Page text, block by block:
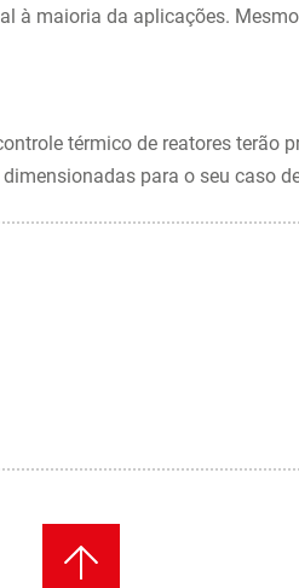
maioria da aplicações.
térmico de reatores terão
para o seu caso